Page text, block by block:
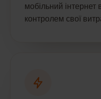
мобільний інтернет
контролем свої